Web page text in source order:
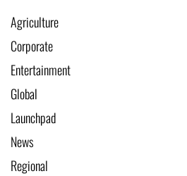
Agriculture
Corporate
Entertainment
Global
Launchpad
News
Regional